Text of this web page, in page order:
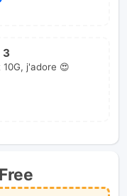
3
j'adore 😍